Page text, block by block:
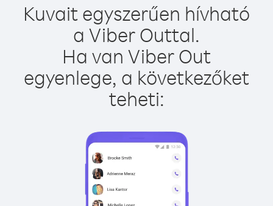
Kuvait egyszerűen hívható
a Viber Outtal.
Ha van Viber Out
egyenlege, a következőket
teheti: